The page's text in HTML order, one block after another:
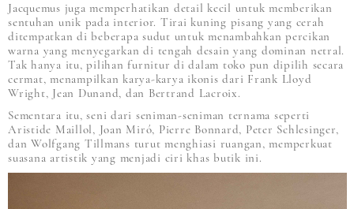
Jacquemus juga memperhatikan detail kecil untuk memberikan
sentuhan unik pada interior. Tirai kuning pisang yang cerah
ditempatkan di beberapa sudut untuk menambahkan percikan
warna yang menyegarkan di tengah desain yang dominan netral.
Tak hanya itu, pilihan furnitur di dalam toko pun dipilih secara
cermat, menampilkan karya-karya ikonis dari Frank Lloyd
Wright, Jean Dunand, dan Bertrand Lacroix.
Sementara itu, seni dari seniman-seniman ternama seperti
Aristide Maillol, Joan Miró, Pierre Bonnard, Peter Schlesinger,
dan Wolfgang Tillmans turut menghiasi ruangan, memperkuat
suasana artistik yang menjadi ciri khas butik ini.